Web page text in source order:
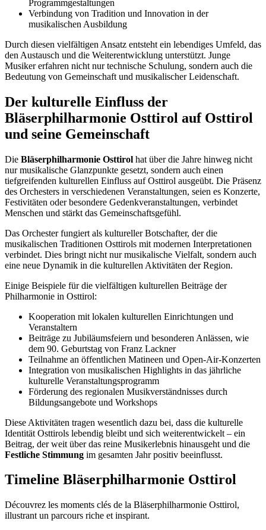
Programmgestaltungen
Verbindung von Tradition und Innovation in der
musikalischen Ausbildung
Durch diesen vielfältigen Ansatz entsteht ein lebendiges Umfeld, das
den Austausch und die Weiterentwicklung unterstützt. Junge
Musiker erfahren nicht nur technische Schulung, sondern auch die
Bedeutung von Gemeinschaft und musikalischer Leidenschaft.
Der kulturelle Einfluss der
Bläserphilharmonie Osttirol auf Osttirol
und seine Gemeinschaft
Die Bläserphilharmonie Osttirol hat über die Jahre hinweg nicht
nur musikalische Glanzpunkte gesetzt, sondern auch einen
tiefgreifenden kulturellen Einfluss auf Osttirol ausgeübt. Die Präsenz
des Orchesters in verschiedenen Veranstaltungen, seien es Konzerte,
Festivitäten oder besondere Gedenkveranstaltungen, verbindet
Menschen und stärkt das Gemeinschaftsgefühl.
Das Orchester fungiert als kultureller Botschafter, der die
musikalischen Traditionen Osttirols mit modernen Interpretationen
verbindet. Dies bringt nicht nur musikalische Vielfalt, sondern auch
eine neue Dynamik in die kulturellen Aktivitäten der Region.
Einige Beispiele für die vielfältigen kulturellen Beiträge der
Philharmonie in Osttirol:
Kooperation mit lokalen kulturellen Einrichtungen und
Veranstaltern
Beiträge zu Jubiläumsfeiern und besonderen Anlässen, wie
dem 90. Geburtstag von Franz Lackner
Teilnahme an öffentlichen Matineen und Open-Air-Konzerten
Integration von musikalischen Highlights in das jährliche
kulturelle Veranstaltungsprogramm
Förderung des regionalen Musikverständnisses durch
Bildungsangebote und Workshops
Diese Aktivitäten tragen wesentlich dazu bei, dass die kulturelle
Identität Osttirols lebendig bleibt und sich weiterentwickelt – ein
Beitrag, der weit über das reine Musikerlebnis hinausgeht und die
Festliche Stimmung im gesamten Jahr positiv beeinflusst.
Timeline Bläserphilharmonie Osttirol
Découvrez les moments clés de la Bläserphilharmonie Osttirol,
illustrant un parcours riche et inspirant.